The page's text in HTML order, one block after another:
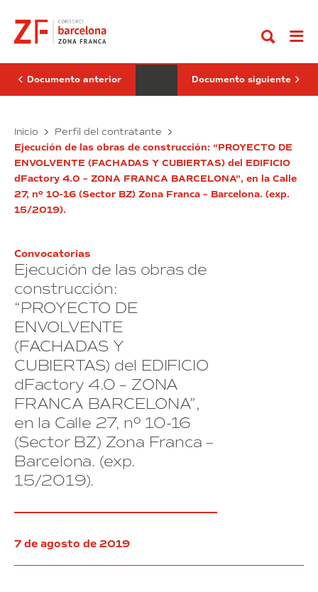
contenido
la
prestación
del
de
auxiliares
en
los
edificios
propiedad
del
Consorci
la
de
Barcelona.
(exp.
9/2019).
Documento anterior
parcelas
en
10
y
14
de
La
de
por
el
Documento siguiente
Inicio Perfil del contratante
Ejecución de las obras de construcción: “PROYECTO DE
ENVOLVENTE (FACHADAS Y CUBIERTAS) del EDIFICIO
dFactory 4.0 – ZONA FRANCA BARCELONA”, en la Calle
27, nº 10-16 (Sector BZ) Zona Franca – Barcelona. (exp.
15/2019).
Convocatorias
Ejecución de las obras de
construcción:
“PROYECTO DE
ENVOLVENTE
(FACHADAS Y
CUBIERTAS) del EDIFICIO
dFactory 4.0 – ZONA
FRANCA BARCELONA”,
en la Calle 27, nº 10-16
(Sector BZ) Zona Franca –
Barcelona. (exp.
15/2019).
7 de agosto de 2019
para
la
prestación
del
servicio
de
servicio
y
conserjería
en
los
edificios
del
Consorci
de
la
Zona
Franca
de
Barcelona.
(exp.
9/2019).
la
enajenación
del
determinadas
de
La
Prat
régimen
obligaciones